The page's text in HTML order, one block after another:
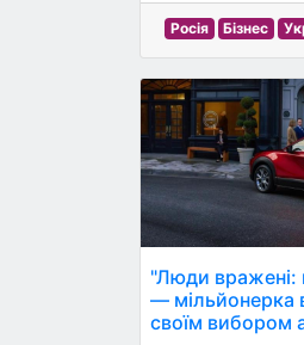
Росія Бізнес
"Люди вражені:
— мільйонерка
своїм вибором